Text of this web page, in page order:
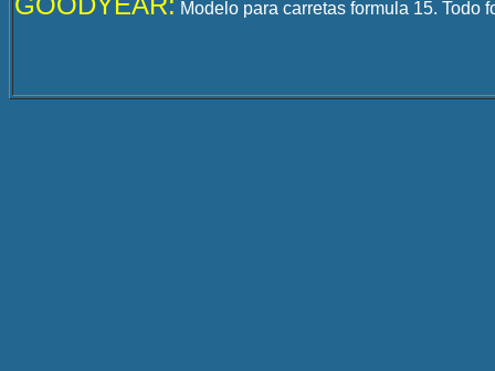
Modelo para carretas formula 15. Todo